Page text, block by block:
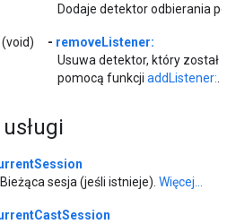
Dodaje detektor odbierania
(void) - removeListener:
Usuwa detektor, który został
pomocą funkcji addListener:
Bieżąca sesja (jeśli istnieje). Więcej...